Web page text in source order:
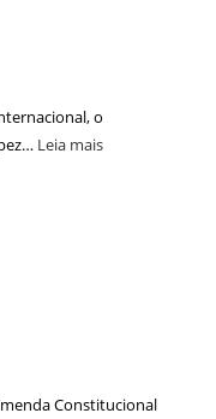
o
Leia mais
Constitucional